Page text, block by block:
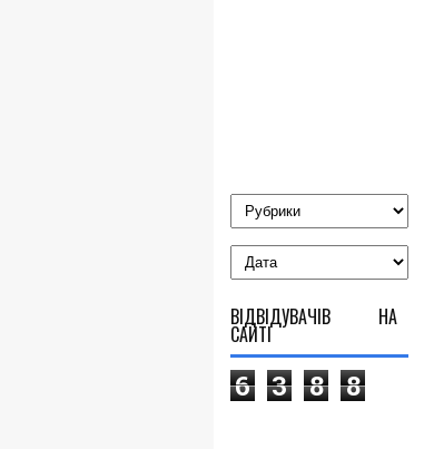
ВІДВІДУВАЧІВ НА
САЙТІ
6 3 8 8